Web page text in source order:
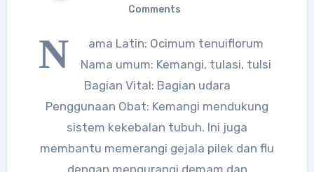
Comments
N
ama Latin: Ocimum tenuiflorum
Nama umum: Kemangi, tulasi, tulsi
Bagian Vital: Bagian udara
Penggunaan Obat: Kemangi mendukung
sistem kekebalan tubuh. Ini juga
membantu memerangi gejala pilek dan flu
dengan mengurangi demam dan